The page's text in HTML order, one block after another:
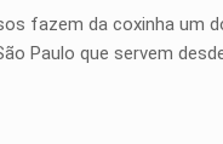
fazem da coxinha um
Paulo que servem